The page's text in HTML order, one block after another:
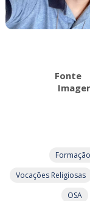
Fonte
Formação
Vocações Religiosas
OSA